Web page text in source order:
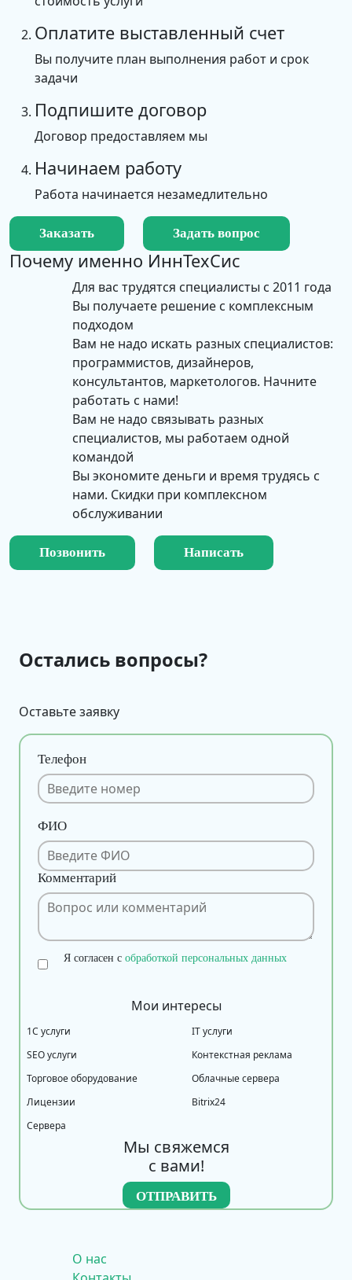
Оплатите выставленный счет
Вы получите план выполнения работ и срок
задачи
Подпишите договор
Договор предоставляем мы
Начинаем работу
Работа начинается незамедлительно
Заказать Задать вопрос
Почему именно ИннТехСис
Для вас трудятся специалисты с 2011 года
Вы получаете решение с комплексным
подходом
Вам не надо искать разных специалистов:
программистов, дизайнеров,
консультантов, маркетологов. Начните
работать с нами!
Вам не надо связывать разных
специалистов, мы работаем одной
командой
Вы экономите деньги и время трудясь с
нами. Скидки при комплексном
обслуживании
Позвонить Написать
Остались вопросы?
Оставьте заявку
Телефон
ФИО
Комментарий
Я согласен с обработкой персональных данных
Мои интересы
1С услуги
IT услуги
SEO услуги
Контекстная реклама
Торговое оборудование
Облачные сервера
Лицензии
Bitrix24
Сервера
Мы свяжемся
с вами!
О нас